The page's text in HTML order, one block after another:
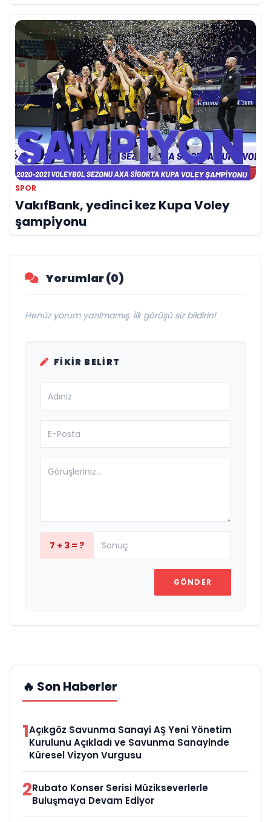
SPOR
VakıfBank, yedinci kez Kupa Voley
şampiyonu
Yorumlar (0)
Henüz yorum yazılmamış. İlk görüşü siz bildirin!
FIKIR BELIRT
7 + 3 = ?
GÖNDER
🔥 Son Haberler
1Açıkgöz Savunma Sanayi AŞ Yeni Yönetim
Kurulunu Açıkladı ve Savunma Sanayinde
Küresel Vizyon Vurgusu
2Rubato Konser Serisi Müzikseverlerle
Buluşmaya Devam Ediyor